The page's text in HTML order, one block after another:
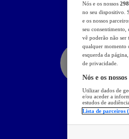
Nós e os nossos 298
no seu dispositivo.
e os nossos
seu consentimento,
vê poderão não ser
qualquer momento
esquerda da
de privacidade.
Nós e os
Utilizar dados de
e/ou aceder a
estudos de
Lista de parceiros